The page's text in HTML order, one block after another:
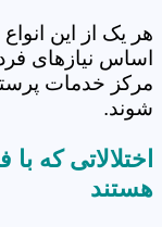
هر یک از این
اساس نیازهای
مرکز خدمات
شوند.
اختلالاتی که
هستند